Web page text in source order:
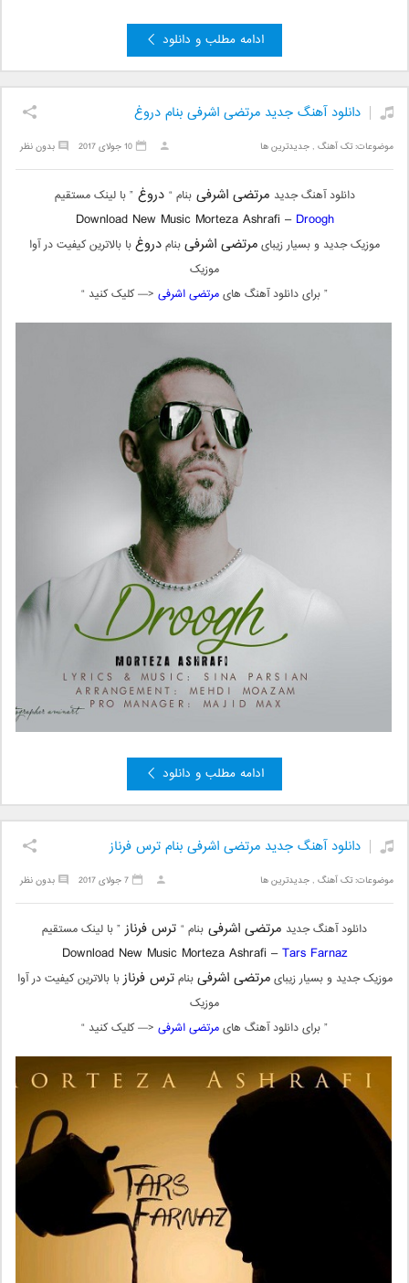
ادامه مطلب و دانلود
دانلود آهنگ جدید مرتضی‌ اشرفی بنام دروغ
موضوعات:تک آهنگ ,جدیدترین ها بدون نظر 10 جولای 2017
دانلود آهنگ جدید مرتضی‌ اشرفیبنام “ دروغ” با لینک مستقیم
Download New Music Morteza Ashrafi – Droogh
موزیک جدید و بسیار زیبایمرتضی‌ اشرفیبنامدروغبا بالاترین کیفیت در آوا
موزیک
” برای دانلود آهنگ هایمرتضی‌ اشرفی <— کلیک کنید “
ادامه مطلب و دانلود
دانلود آهنگ جدید مرتضی اشرفی بنام ترس فرناز
موضوعات:تک آهنگ ,جدیدترین ها بدون نظر 7 جولای 2017
دانلود آهنگ جدید مرتضی اشرفی بنام “ ترس فرناز ” با لینک مستقیم
Download New Music Morteza Ashrafi –Tars Farnaz
موزیک جدید و بسیار زیبایمرتضی اشرفیبنامترس فرنازبا بالاترین کیفیت در آوا
موزیک
” برای دانلود آهنگ هایمرتضی اشرفی <— کلیک کنید “